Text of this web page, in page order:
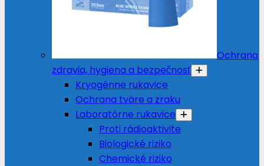
Ochrana
zdravia, hygiena a bezpečnosť
Kryogénne rukavice
Ochrana tváre a zraku
Laboratórne rukavice
Proti rádioaktivite
Biologické riziko
Chemické riziko